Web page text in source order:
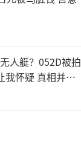
人艇？052D被拍
我怀疑 真相并非